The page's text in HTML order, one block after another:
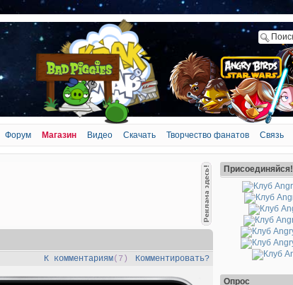
Форум Магазин Видео Скачать Творчество фанатов Связь
Комментировать?
К комментариям(7)
Присоединяйся!
Опрос